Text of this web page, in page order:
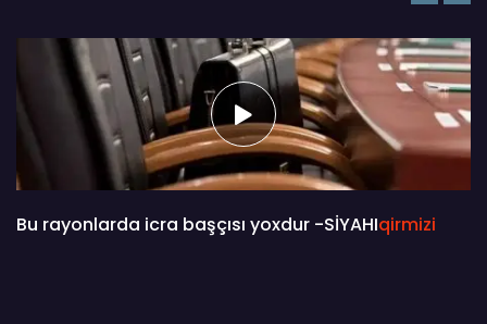
Bu rayonlarda icra başçısı yoxdur -SİYAHIqirmizi